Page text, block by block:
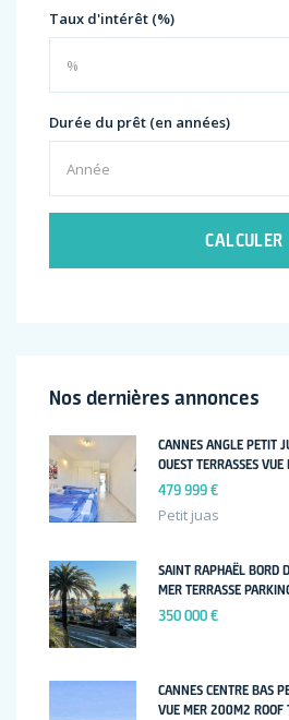
Taux d'intérêt (%)
Durée du prêt (en années)
CALCULER
Nos dernières annonces
CANNES ANGLE PETIT
OUEST TERRASSES
479 999 €
Petit juas
SAINT RAPHAËL BORD
MER TERRASSE
350 000 €
CANNES CENTRE BAS
VUE MER 200M2 ROOF